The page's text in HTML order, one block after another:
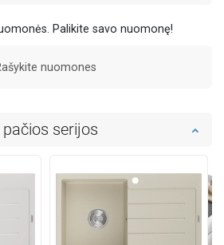
Palikite savo nuomonę!
nuomones
serijos